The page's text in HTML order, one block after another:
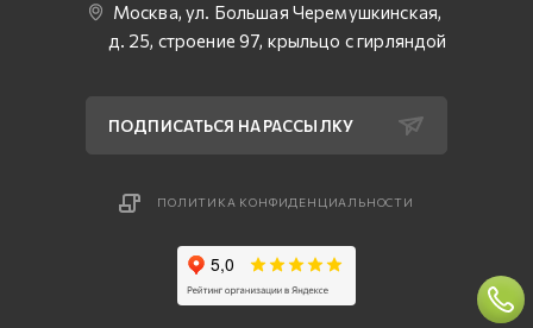
Москва, ул. Большая Черемушкинская,
д. 25, строение 97, крыльцо с гирляндой
ПОДПИСАТЬСЯ НА РАССЫЛКУ
ПОЛИТИКА КОНФИДЕНЦИАЛЬНОСТИ